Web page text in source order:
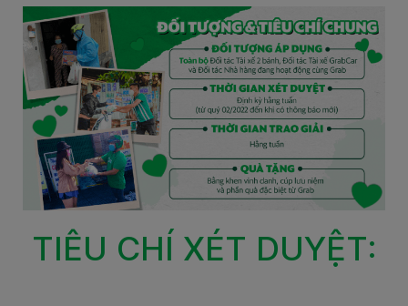
TIÊU CHÍ XÉT DUYỆT: